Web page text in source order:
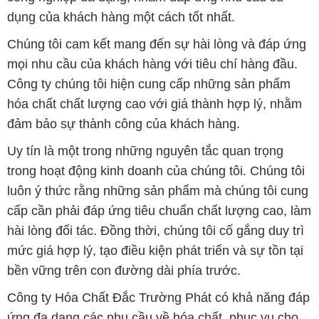
dụng của khách hàng một cách tốt nhất.
Chúng tôi cam kết mang đến sự hài lòng và đáp ứng
mọi nhu cầu của khách hàng với tiêu chí hàng đầu.
Công ty chúng tôi hiện cung cấp những sản phẩm
hóa chất chất lượng cao với giá thành hợp lý, nhằm
đảm bảo sự thành công của khách hàng.
Uy tín là một trong những nguyên tắc quan trọng
trong hoạt động kinh doanh của chúng tôi. Chúng tôi
luôn ý thức rằng những sản phẩm mà chúng tôi cung
cấp cần phải đáp ứng tiêu chuẩn chất lượng cao, làm
hài lòng đối tác. Đồng thời, chúng tôi cố gắng duy trì
mức giá hợp lý, tạo điều kiện phát triển và sự tồn tại
bền vững trên con đường dài phía trước.
Công ty Hóa Chất Đắc Trường Phát có khả năng đáp